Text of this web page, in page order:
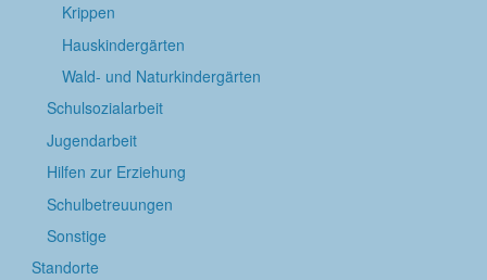
Krippen
Hauskindergärten
Wald- und Naturkindergärten
Schul­sozialarbeit
Jugend­arbeit
Hilfen zur Erziehung
Schulbetreuungen
Sonstige
Standorte